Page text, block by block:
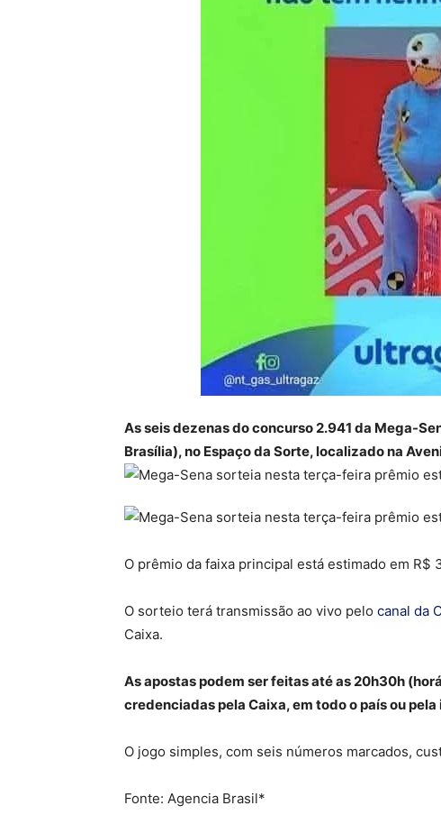
As seis dezenas do concurso 2.941 da Mega-
Brasília), no Espaço da Sorte, localizado na
O prêmio da faixa principal está estimado em R$
O sorteio terá transmissão ao vivo pelo canal da
Caixa.
As apostas podem ser feitas até as 20h30h
credenciadas pela Caixa, em todo o país ou
O jogo simples, com seis números marcados,
Fonte: Agencia Brasil*